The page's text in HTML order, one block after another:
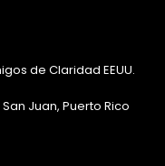
de Claridad EEUU.
Juan, Puerto Rico